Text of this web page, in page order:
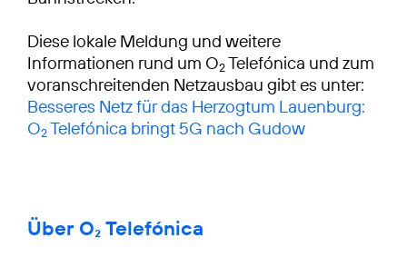
Diese lokale Meldung und weitere
Informationen rund um O2Telefónica und zum
voranschreitenden Netzausbau gibt es unter:
Besseres Netz für das Herzogtum Lauenburg:
O2Telefónica bringt 5G nach Gudow
Über O₂ Telefónica